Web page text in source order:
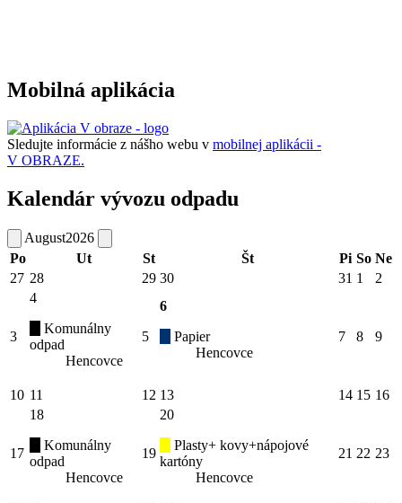
Mobilná aplikácia
Sledujte informácie z nášho webu v mobilnej aplikácii -
V OBRAZE.
Kalendár vývozu odpadu
August2026
Po
Ut St Št Pi So Ne
27 28 29 30 31 1 2
3
4
Komunálny
odpad
Hencovce
5
6
Papier
Hencovce
7 8 9
10 11 12 13 14 15 16
17
18
Komunálny
odpad
Hencovce
19
20
Plasty+ kovy+nápojové
kartóny
Hencovce
21 22 23